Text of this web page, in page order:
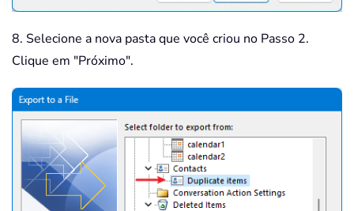
8. Selecione a nova pasta que você criou no Passo 2.
Clique em "Próximo".